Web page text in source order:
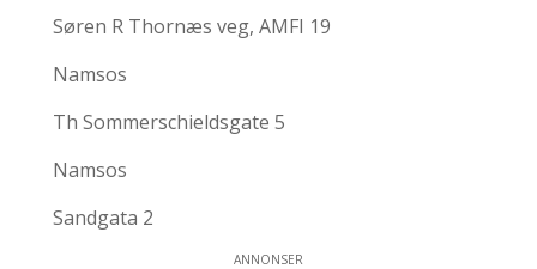
Søren R Thornæs veg, AMFI 19
Namsos
Th Sommerschieldsgate 5
Namsos
Sandgata 2
ANNONSER